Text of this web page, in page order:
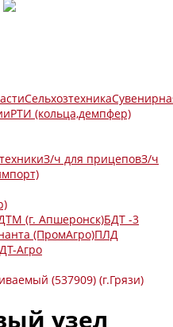
Сельхозтехника
РТИ (кольца,демпфер)
З/ч для прицеповЗ/ч
(г. Апшеронск)БДТ -3
(ПромАгро)ПЛД
Агро
(537909) (г.Грязи)
узел